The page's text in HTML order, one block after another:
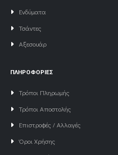
Ενδύματα
Τσάντες
Αξεσουάρ
ΠΛΗΡΟΦΟΡΙΕΣ
Τρόποι Πληρωμής
Τρόποι Αποστολής
Επιστροφές / Αλλαγές
Όροι Χρήσης